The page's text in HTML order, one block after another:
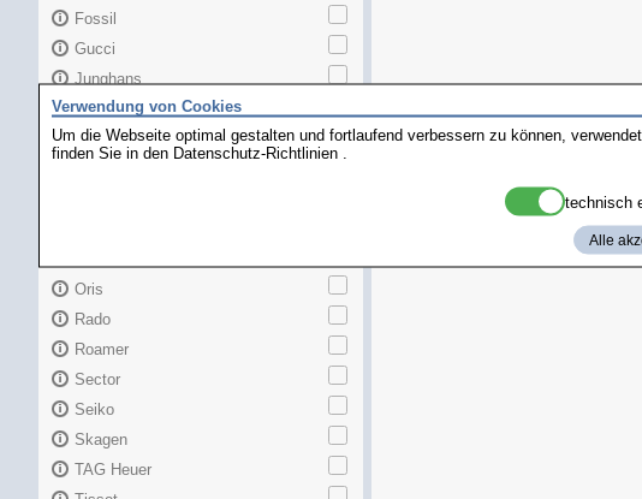
Fossil
Gucci
Junghans
Longines
Maurice Lacroix
Oris
Rado
Roamer
Sector
Seiko
Skagen
TAG Heuer
Verwendung von Cookies
Um die Webseite optimal gestalten und fortlaufend verbessern zu können,
finden Sie in den Datenschutz-Richtlinien
technisch
Alle